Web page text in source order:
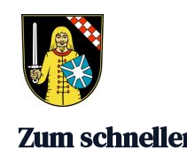
Zum
Inhalt
springen
Zum